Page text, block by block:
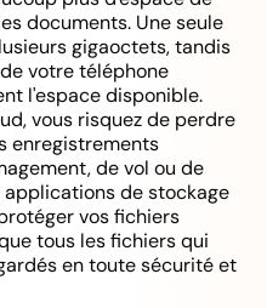
documents. Une seule
gigaoctets, tandis
votre téléphone
l'espace disponible.
vous risquez de perdre
enregistrements
de vol ou de
de stockage
vos fichiers
tous les fichiers qui
en toute sécurité et